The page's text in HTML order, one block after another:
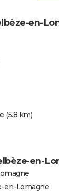
en-
(5.8 km)
en-
en-Lomagne